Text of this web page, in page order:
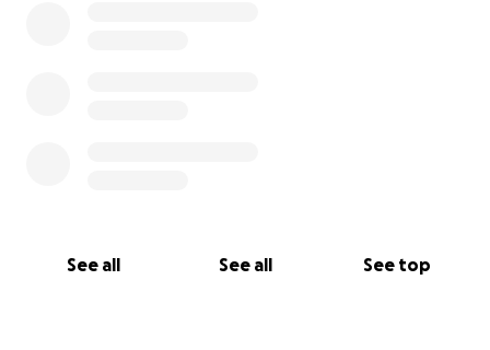
See all See all See top